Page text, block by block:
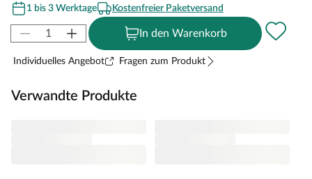
1 bis 3 Werktage
Kostenfreier Paketversand
In den Warenkorb
Individuelles Angebot Fragen zum Produkt
Verwandte Produkte